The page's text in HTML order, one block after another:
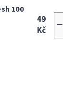
100
49
Kč
−